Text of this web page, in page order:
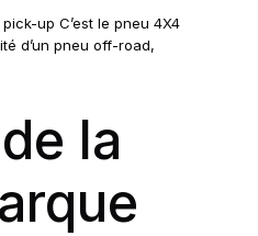
up C’est le pneu 4X4
d’un pneu off-road,
la